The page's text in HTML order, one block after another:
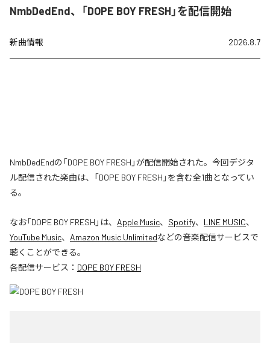
NmbDedEnd、「DOPE BOY FRESH」を配信開始
新曲情報 2026.8.7
NmbDedEndの「DOPE BOY FRESH」が配信開始された。今回デジタ
ル配信された楽曲は、「DOPE BOY FRESH」を含む全1曲となってい
る。
なお「DOPE BOY FRESH 」は、 Apple Music、 Spotify、 LINE MUSIC、
YouTube Music、 Amazon Music Unlimitedなどの音楽配信サービスで
聴くことができる。
各配信サービス： DOPE BOY FRESH